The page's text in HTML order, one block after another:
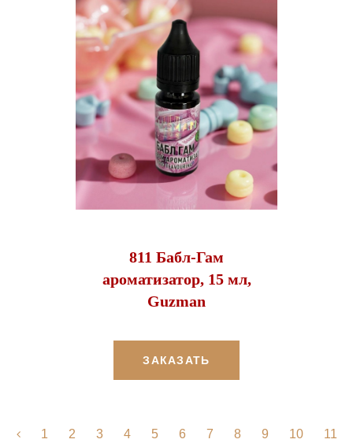
811 Бабл-Гам
ароматизатор, 15 мл,
Guzman
ЗАКАЗАТЬ
1 2 3 4 5 6 7 8 9 10
11